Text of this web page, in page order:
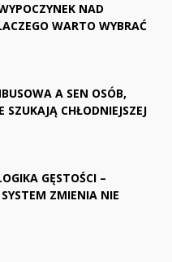
NAD
WARTO WYBRAĆ
A SEN OSÓB,
SZUKAJĄ CHŁODNIEJSZEJ
GĘSTOŚCI –
ZMIENIA NIE